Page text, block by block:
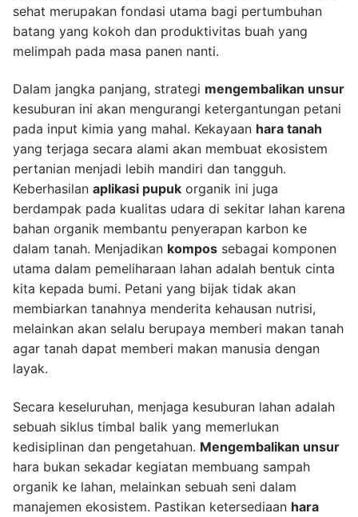
sehat merupakan fondasi utama bagi pertumbuhan
batang yang kokoh dan produktivitas buah yang
melimpah pada masa panen nanti.
Dalam jangka panjang, strategi mengembalikan unsur
kesuburan ini akan mengurangi ketergantungan petani
pada input kimia yang mahal. Kekayaan hara tanah
yang terjaga secara alami akan membuat ekosistem
pertanian menjadi lebih mandiri dan tangguh.
Keberhasilan aplikasi pupuk organik ini juga
berdampak pada kualitas udara di sekitar lahan karena
bahan organik membantu penyerapan karbon ke
dalam tanah. Menjadikan kompos sebagai komponen
utama dalam pemeliharaan lahan adalah bentuk cinta
kita kepada bumi. Petani yang bijak tidak akan
membiarkan tanahnya menderita kehausan nutrisi,
melainkan akan selalu berupaya memberi makan tanah
agar tanah dapat memberi makan manusia dengan
layak.
Secara keseluruhan, menjaga kesuburan lahan adalah
sebuah siklus timbal balik yang memerlukan
kedisiplinan dan pengetahuan. Mengembalikan unsur
hara bukan sekadar kegiatan membuang sampah
organik ke lahan, melainkan sebuah seni dalam
manajemen ekosistem. Pastikan ketersediaan hara